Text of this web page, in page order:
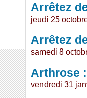
Arrêtez
jeudi 25
Arrêtez
samedi 8
Arthrose
vendredi 31